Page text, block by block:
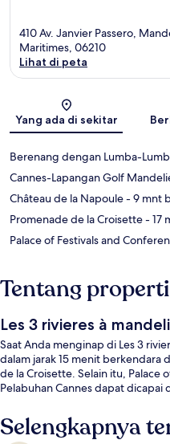
410 Av. Janvier Passero,
Maritimes, 06210
Lihat di peta
Yang ada di sekitar
Berenang dengan Lumba-
Cannes-Lapangan Golf
Château de la Napoule- 9 mnt
Promenade de la Croisette- 17
Palace of Festivals and
Tentang
Les 3 rivieres à
Saat Anda menginap di Les 3
dalam jarak 15 menit berkendara
de la Croisette. Selain itu, Palace
Pelabuhan Cannes dapat
Selengkapnya